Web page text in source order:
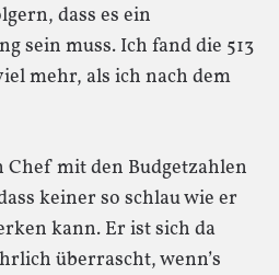
dass es ein
sein muss. Ich fand die 513
mehr, als ich nach dem
Chef mit den Budgetzahlen
keiner so schlau wie er
kann. Er ist sich da
überrascht, wenn’s